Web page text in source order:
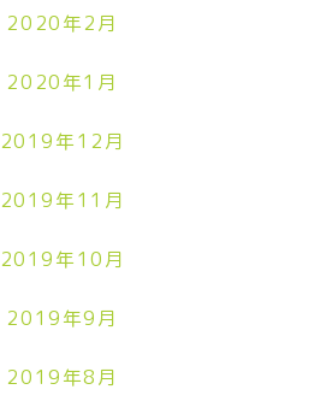
2020年2月
2020年1月
2019年12月
2019年11月
2019年10月
2019年9月
2019年8月